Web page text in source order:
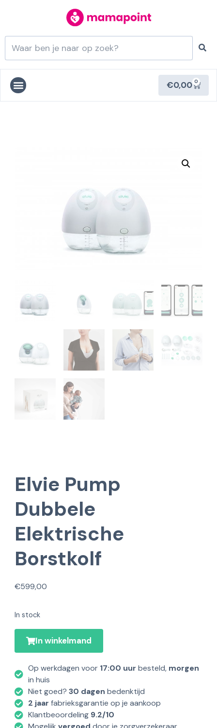
€0,00 0
Elvie Pump
Dubbele
Elektrische
Borstkolf
€599,00
In stock
In winkelmand
Op werkdagen voor 17:00 uur besteld, morgen
in huis
Niet goed? 30 dagen bedenktijd
2 jaar fabrieksgarantie op je aankoop
Klantbeoordeling 9.2/10